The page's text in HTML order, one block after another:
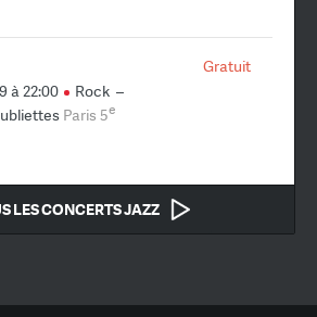
Gratuit
à 22:00 Rock –
Paris 5e
LES CONCERTS JAZZ